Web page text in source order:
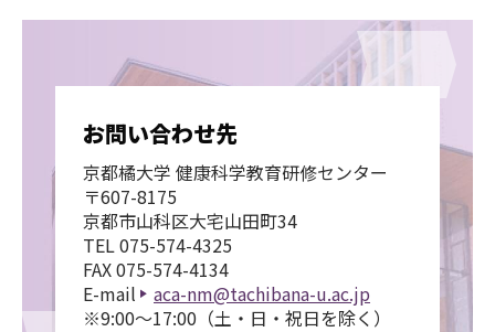
お問い合わせ先
京都橘大学 健康科学教育研修センター
〒607-8175
京都市山科区大宅山田町34
TEL 075-574-4325
FAX 075-574-4134
E-mail
aca-nm@tachibana-u.ac.jp
※9:00～17:00（土・日・祝日を除く）